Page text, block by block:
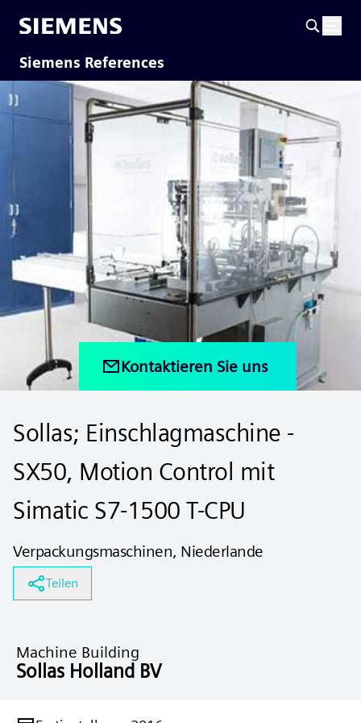
Siemens References
Kontaktieren Sie uns
Sollas; Einschlagmaschine -
SX50, Motion Control mit
Simatic S7-1500 T-CPU
Verpackungsmaschinen, Niederlande
Teilen
Machine Building
Sollas Holland BV